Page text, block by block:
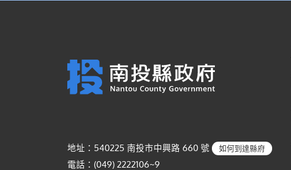
地址：540225 南投市中興路 660 號 如何到達縣府
電話：(049) 2222106~9